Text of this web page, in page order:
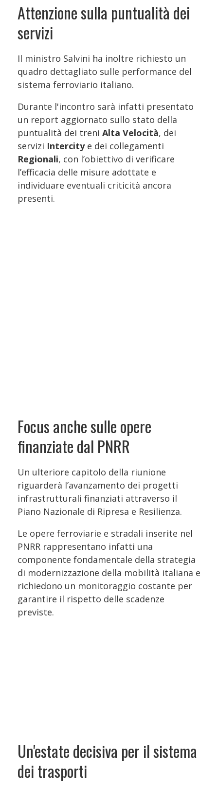
Attenzione sulla puntualità dei
servizi
Il ministro Salvini ha inoltre richiesto un
quadro dettagliato sulle performance del
sistema ferroviario italiano.
Durante l'incontro sarà infatti presentato
un report aggiornato sullo stato della
puntualità dei treni Alta Velocità, dei
servizi Intercitye dei collegamenti
Regionali, con l’obiettivo di verificare
l’efficacia delle misure adottate e
individuare eventuali criticità ancora
presenti.
Focus anche sulle opere
finanziate dal PNRR
Un ulteriore capitolo della riunione
riguarderà l’avanzamento dei progetti
infrastrutturali finanziati attraverso il
Piano Nazionale di Ripresa e Resilienza.
Le opere ferroviarie e stradali inserite nel
PNRR rappresentano infatti una
componente fondamentale della strategia
di modernizzazione della mobilità italiana e
richiedono un monitoraggio costante per
garantire il rispetto delle scadenze
previste.
Un'estate decisiva per il sistema
dei trasporti